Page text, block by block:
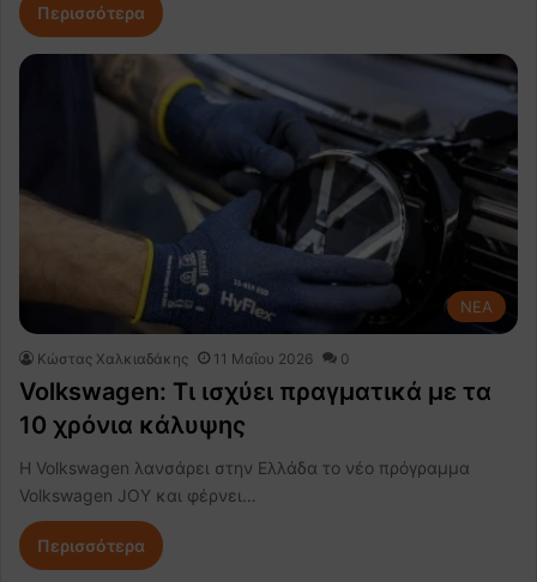
Περισσότερα
NEA
Κώστας Χαλκιαδάκης 11 Μαΐου 2026 0
Volkswagen: Τι ισχύει πραγματικά με τα
10 χρόνια κάλυψης
Η Volkswagen λανσάρει στην Ελλάδα το νέο πρόγραμμα
Volkswagen JOY και φέρνει…
Περισσότερα